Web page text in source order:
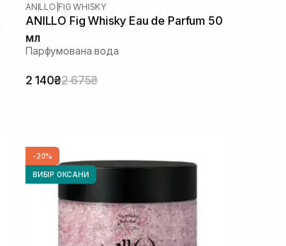
ANILLO FIG WHISKY
ANILLO Fig Whisky Eau de Parfum 50
мл
Парфумована вода
2 140₴2 675₴
-20%
ВИБІР ОКСАНИ